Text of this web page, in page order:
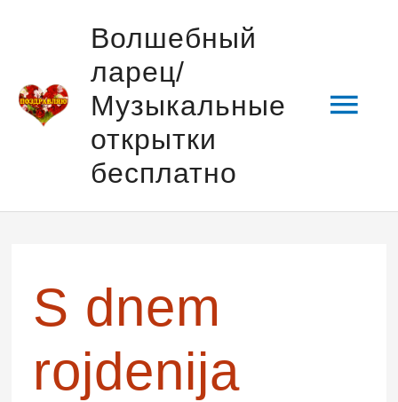
содержимому
Волшебный
ларец/
Музыкальные
открытки
бесплатно
S dnem
rojdenija
записям